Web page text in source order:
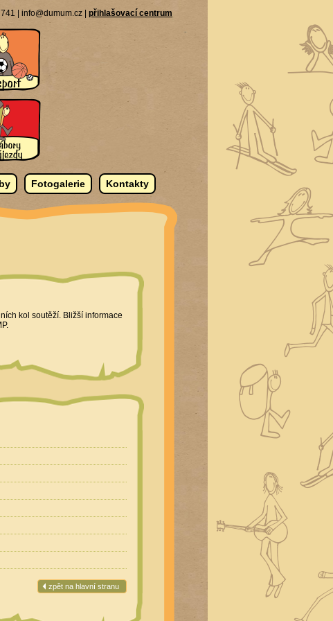
| info@dumum.cz | přihlašovací centrum
Fotogalerie Kontakty
kol soutěží. Bližší informace
zpět na hlavní stranu